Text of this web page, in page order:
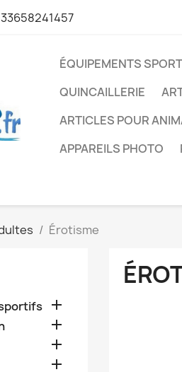
ÉQUIPEMENTS
QUINCAILLERIE
ARTICLES POUR
APPAREILS PHOTO
Érotisme



